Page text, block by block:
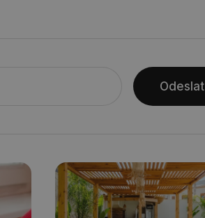
Odeslat
session uživatele
mohl sledovat